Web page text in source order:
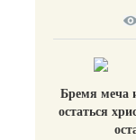
Бремя меча
остаться